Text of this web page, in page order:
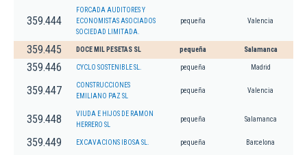
359.444
FORCADA AUDITORES Y
ECONOMISTAS ASOCIADOS
SOCIEDAD LIMITADA.
pequeña Valencia
359.445 DOCE MIL PESETAS SL pequeña Salamanca
359.446 CYCLO SOSTENIBLE SL. pequeña Madrid
359.447
CONSTRUCCIONES
EMILIANO PAZ SL
pequeña Valencia
359.448
VIUDA E HIJOS DE RAMON
HERRERO SL
pequeña Salamanca
359.449 EXCAVACIONS IBOSA SL. pequeña Barcelona